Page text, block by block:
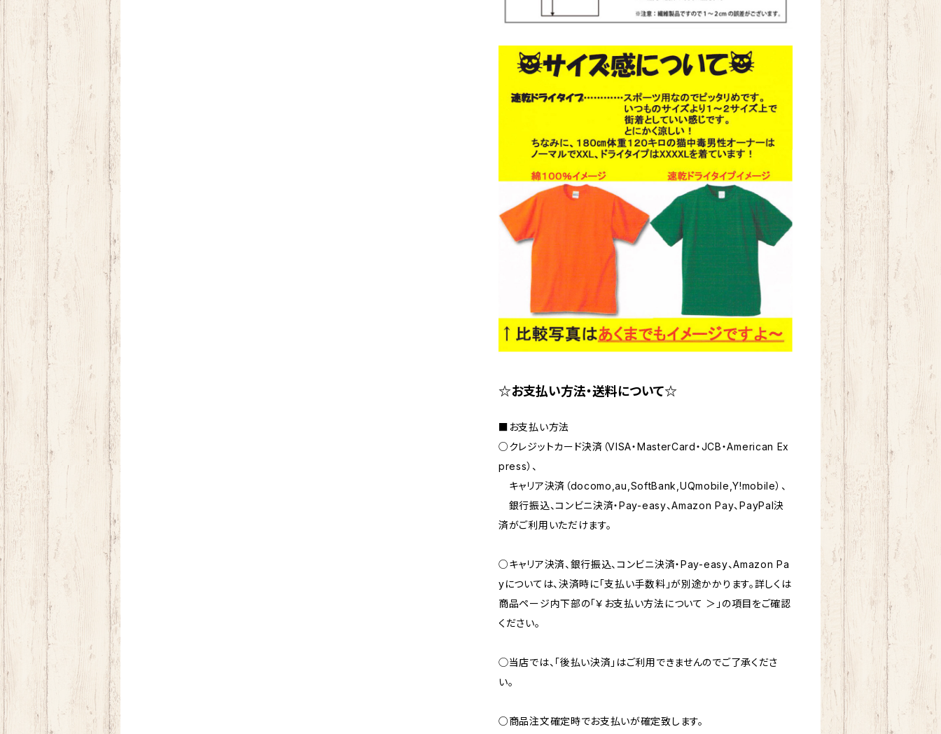
☆お支払い方法・送料について☆
■お支払い方法
○クレジットカード決済（VISA・MasterCard・JCB・American Ex
press）、
キャリア決済（docomo,au,SoftBank,UQmobile,Y!mobile）、
銀行振込、コンビニ決済・Pay-easy、Amazon Pay、PayPal決
済がご利用いただけます。
○キャリア決済、銀行振込、コンビニ決済・Pay-easy、Amazon Pa
yについては、決済時に「支払い手数料」が別途かかります。詳しくは
商品ページ内下部の「￥お支払い方法について ＞」の項目をご確認
ください。
◯当店では、｢後払い決済｣はご利用できませんのでご了承くださ
い。
○商品注文確定時でお支払いが確定致します。